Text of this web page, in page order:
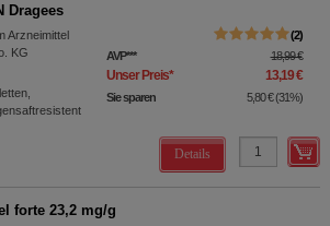
Dragees
Arzneimittel
KG
2
AVP*** 18,99 €
Unser Preis* 13,19 €
Sie sparen 5,80 € (31%)
Details
forte 23,2 mg/g